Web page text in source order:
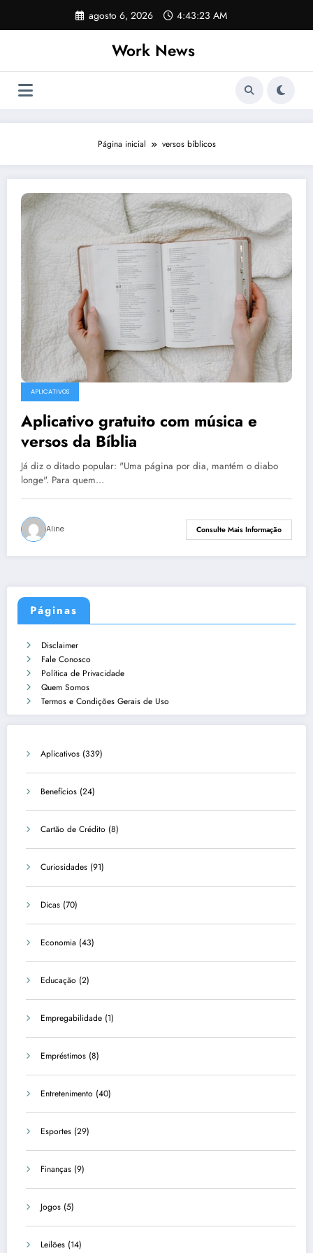
o
agosto 6, 2026 4:43:23 AM
Work News
Página inicial versos bíblicos
APLICATIVOS
Aplicativo gratuito com música e
versos da Bíblia
Já diz o ditado popular: "Uma página por dia, mantém o diabo
longe". Para quem…
Aline Consulte Mais Informação
Páginas
Disclaimer
Fale Conosco
Política de Privacidade
Quem Somos
Termos e Condições Gerais de Uso
Aplicativos (339)
Benefícios (24)
Cartão de Crédito (8)
Curiosidades (91)
Dicas (70)
Economia (43)
Educação (2)
Empregabilidade (1)
Empréstimos (8)
Entretenimento (40)
Esportes (29)
Finanças (9)
Jogos (5)
Leilões (14)